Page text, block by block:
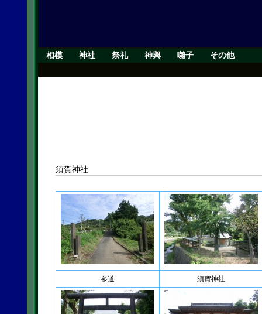
相模 神社 祭礼 神輿 囃子 その他
須賀神社
参道 須賀神社